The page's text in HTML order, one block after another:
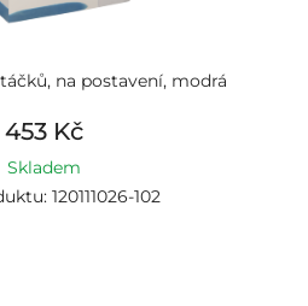
na postavení, modrá
453 Kč
Skladem
120111026-102